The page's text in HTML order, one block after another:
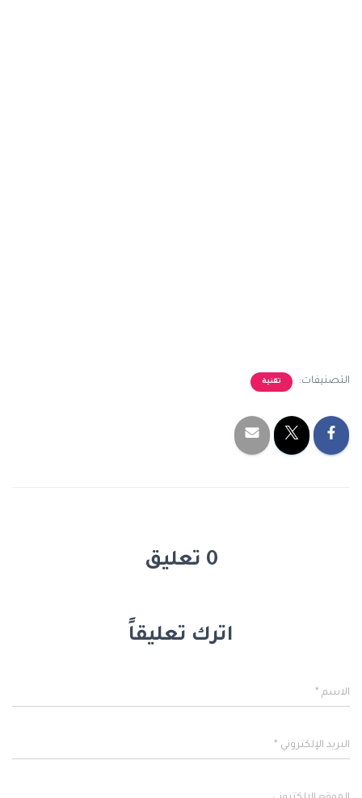
التصنيفات: تقنية
0 تعليق
اترك تعليقاً
الاسم *
البريد الإلكتروني *